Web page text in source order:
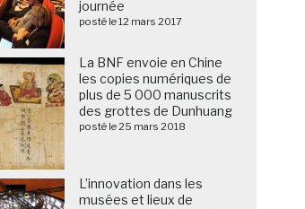
journée
posté le 12 mars 2017
La BNF envoie en Chine
les copies numériques de
plus de 5 000 manuscrits
des grottes de Dunhuang
posté le 25 mars 2018
L’innovation dans les
musées et lieux de